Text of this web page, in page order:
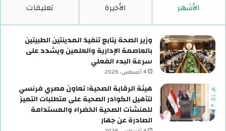
الأشهر الأخيرة تعليقات
وزير الصحة يتابع تنفيذ المدينتين الطبيتين
بالعاصمة الإدارية والعلمين ويشدد على
سرعة البدء الفعلي
4 أغسطس، 2026
هيئة الرقابة الصحية: تعاون مصري فرنسي
لتأهيل الكوادر الصحية على متطلبات التميز
للمنشآت الصحية الخضراء والمستدامة
الصادرة عن جهار